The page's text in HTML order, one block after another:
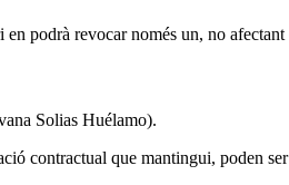
podrà revocar només un, no afectant
Solias Huélamo).
contractual que mantingui, poden